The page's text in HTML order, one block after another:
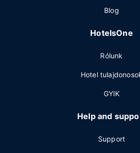
Blog
HotelsOne
Rólunk
Hotel
GYIK
Help and
Support